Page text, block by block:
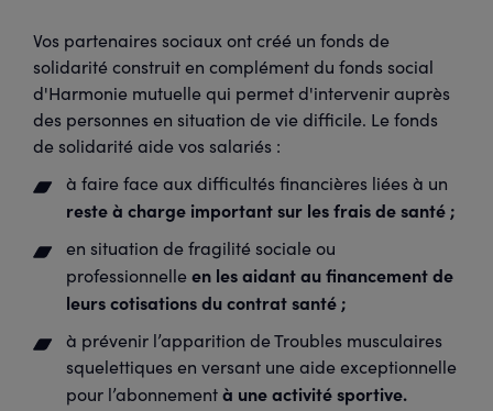
Vos partenaires sociaux ont créé un fonds de
solidarité construit en complément du fonds social
d'Harmonie mutuelle qui permet d'intervenir auprès
des personnes en situation de vie difficile. Le fonds
de solidarité aide vos salariés :
à faire face aux difficultés financières liées à un
reste à charge important sur les frais de santé ;
en situation de fragilité sociale ou
professionnelleen les aidant au financement de
leurs cotisations du contrat santé ;
à prévenir l’apparition de Troubles musculaires
squelettiques en versant une aide exceptionnelle
pour l’abonnementà une activité sportive.